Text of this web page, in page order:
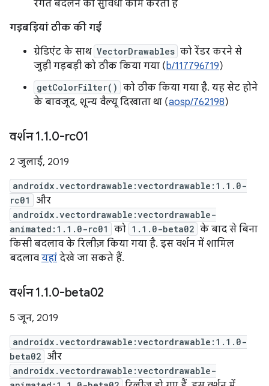
रंगत बदलने की सुविधा काम करती है
गड़बड़ियां ठीक की गईं
ग्रेडिएंट के साथ VectorDrawables को रेंडर करने से
जुड़ी गड़बड़ी को ठीक किया गया (b/117796719)
getColorFilter() को ठीक किया गया है. यह सेट होने
के बावजूद, शून्य वैल्यू दिखाता था (aosp/762198)
वर्शन 1.1.0-rc01
2 जुलाई, 2019
androidx.vectordrawable:vectordrawable:1.1.0-
rc01
और
androidx.vectordrawable:vectordrawable-
animated:1.1.0-rc01
को 1.1.0-beta02 के बाद से बिना
किसी बदलाव के रिलीज़ किया गया है. इस वर्शन में शामिल
बदलाव यहां देखे जा सकते हैं.
वर्शन 1.1.0-beta02
5 जून, 2019
androidx.vectordrawable:vectordrawable:1.1.0-
beta02 और
androidx.vectordrawable:vectordrawable-